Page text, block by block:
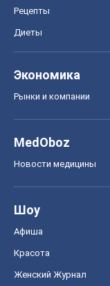
Рецепты
Диеты
Экономика
Рынки и компании
MedOboz
Новости медицины
Шоу
Афиша
Красота
Женский Журнал